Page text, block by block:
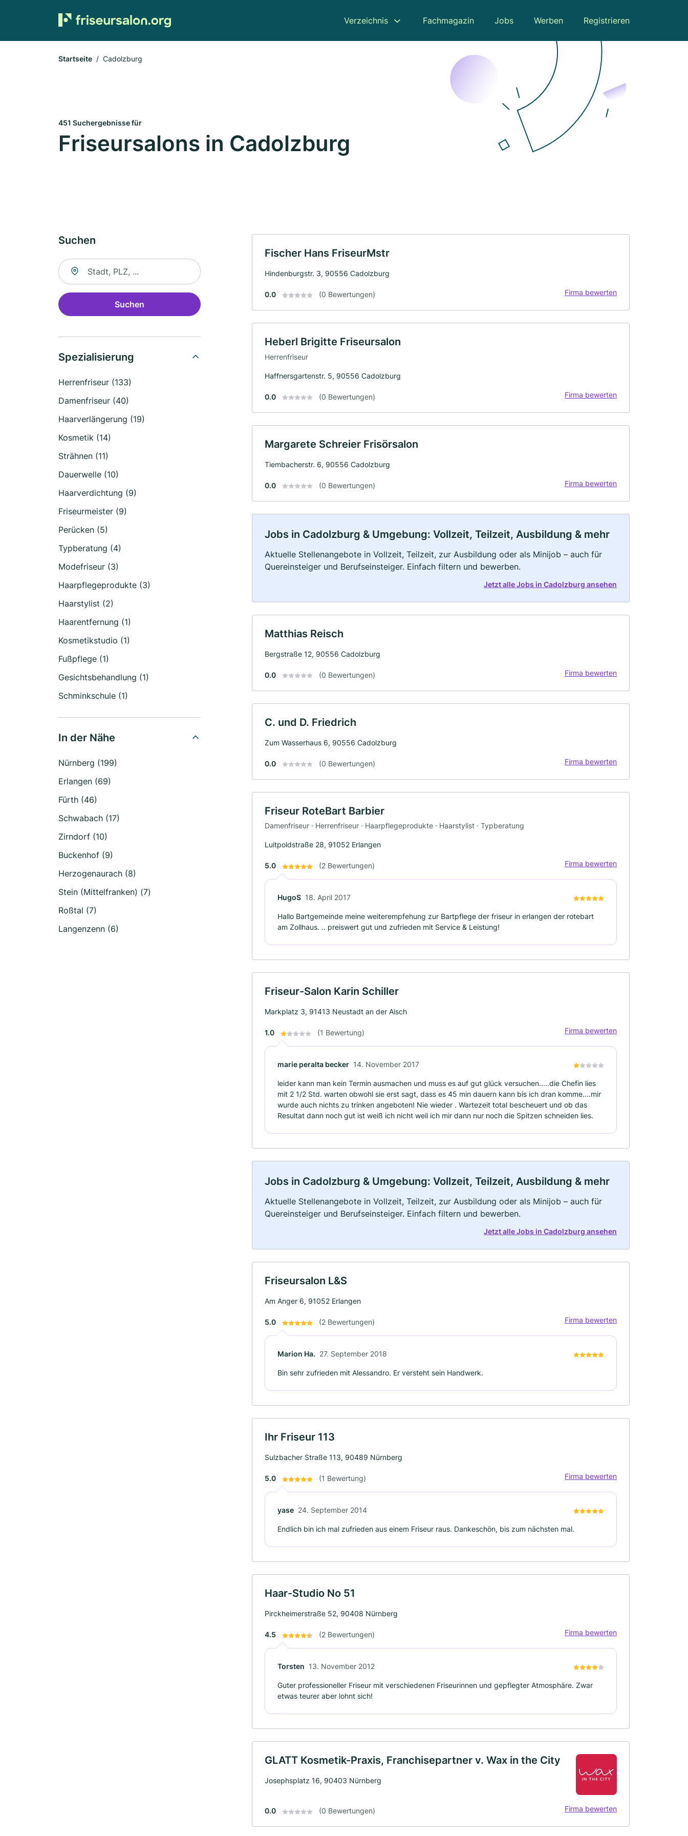
Verzeichnis Fachmagazin Jobs Werben Registrieren
Startseite Cadolzburg
451 Suchergebnisse für
Friseursalons in Cadolzburg
Suchen
Suche nach Ort
Suchen
Spezialisierung
Herrenfriseur (133)
Damenfriseur (40)
Haarverlängerung (19)
Kosmetik (14)
Strähnen (11)
Dauerwelle (10)
Haarverdichtung (9)
Friseurmeister (9)
Perücken (5)
Typberatung (4)
Modefriseur (3)
Haarpflegeprodukte (3)
Haarstylist (2)
Haarentfernung (1)
Kosmetikstudio (1)
Fußpflege (1)
Gesichtsbehandlung (1)
Schminkschule (1)
In der Nähe
Nürnberg (199)
Erlangen (69)
Fürth (46)
Schwabach (17)
Zirndorf (10)
Buckenhof (9)
Herzogenaurach (8)
Stein (Mittelfranken) (7)
Roßtal (7)
Langenzenn (6)
Fischer Hans FriseurMstr
Hindenburgstr. 3, 90556 Cadolzburg
0.0 (0 Bewertungen) Firma bewerten
Heberl Brigitte Friseursalon
Herrenfriseur
Haffnersgartenstr. 5, 90556 Cadolzburg
0.0 (0 Bewertungen) Firma bewerten
Margarete Schreier Frisörsalon
Tiembacherstr. 6, 90556 Cadolzburg
0.0 (0 Bewertungen) Firma bewerten
Jobs in Cadolzburg & Umgebung: Vollzeit, Teilzeit, Ausbildung & mehr
Aktuelle Stellenangebote in Vollzeit, Teilzeit, zur Ausbildung oder als Minijob – auch für
Quereinsteiger und Berufseinsteiger. Einfach filtern und bewerben.
Jetzt alle Jobs in Cadolzburg ansehen
Matthias Reisch
Bergstraße 12, 90556 Cadolzburg
0.0 (0 Bewertungen) Firma bewerten
C. und D. Friedrich
Zum Wasserhaus 6, 90556 Cadolzburg
0.0 (0 Bewertungen) Firma bewerten
Friseur RoteBart Barbier
Damenfriseur · Herrenfriseur · Haarpflegeprodukte · Haarstylist · Typberatung
Luitpoldstraße 28, 91052 Erlangen
5.0 (2 Bewertungen) Firma bewerten
HugoS 18. April 2017
Hallo Bartgemeinde meine weiterempfehung zur Bartpflege der friseur in erlangen der rotebart
am Zollhaus. .. preiswert gut und zufrieden mit Service & Leistung!
Friseur-Salon Karin Schiller
Markplatz 3, 91413 Neustadt an der Aisch
1.0 (1 Bewertung) Firma bewerten
marie peralta becker 14. November 2017
leider kann man kein Termin ausmachen und muss es auf gut glück versuchen.....die Chefin lies
mit 2 1/2 Std. warten obwohl sie erst sagt, dass es 45 min dauern kann bis ich dran komme....mir
wurde auch nichts zu trinken angeboten! Nie wieder . Wartezeit total bescheuert und ob das
Resultat dann noch gut ist weiß ich nicht weil ich mir dann nur noch die Spitzen schneiden lies.
Jobs in Cadolzburg & Umgebung: Vollzeit, Teilzeit, Ausbildung & mehr
Aktuelle Stellenangebote in Vollzeit, Teilzeit, zur Ausbildung oder als Minijob – auch für
Quereinsteiger und Berufseinsteiger. Einfach filtern und bewerben.
Jetzt alle Jobs in Cadolzburg ansehen
Friseursalon L&S
Am Anger 6, 91052 Erlangen
5.0 (2 Bewertungen) Firma bewerten
Marion Ha. 27. September 2018
Bin sehr zufrieden mit Alessandro. Er versteht sein Handwerk.
Ihr Friseur 113
Sulzbacher Straße 113, 90489 Nürnberg
5.0 (1 Bewertung) Firma bewerten
yase 24. September 2014
Endlich bin ich mal zufrieden aus einem Friseur raus. Dankeschön, bis zum nächsten mal.
Haar-Studio No 51
Pirckheimerstraße 52, 90408 Nürnberg
4.5 (2 Bewertungen) Firma bewerten
Torsten 13. November 2012
Guter professioneller Friseur mit verschiedenen Friseurinnen und gepflegter Atmosphäre. Zwar
etwas teurer aber lohnt sich!
GLATT Kosmetik-Praxis, Franchisepartner v. Wax in the City
Josephsplatz 16, 90403 Nürnberg
0.0 (0 Bewertungen) Firma bewerten